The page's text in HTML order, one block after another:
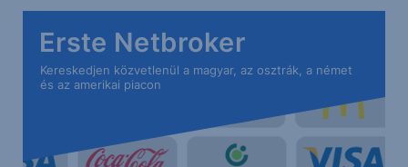
Erste Netbroker
Kereskedjen közvetlenül a magyar, az osztrák, a német
és az amerikai piacon